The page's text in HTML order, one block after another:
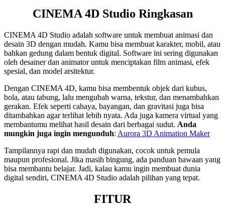
CINEMA 4D Studio Ringkasan
CINEMA 4D Studio adalah software untuk membuat animasi dan
desain 3D dengan mudah. Kamu bisa membuat karakter, mobil, atau
bahkan gedung dalam bentuk digital. Software ini sering digunakan
oleh desainer dan animator untuk menciptakan film animasi, efek
spesial, dan model arsitektur.
Dengan CINEMA 4D, kamu bisa membentuk objek dari kubus,
bola, atau tabung, lalu mengubah warna, tekstur, dan menambahkan
gerakan. Efek seperti cahaya, bayangan, dan gravitasi juga bisa
ditambahkan agar terlihat lebih nyata. Ada juga kamera virtual yang
membantumu melihat hasil desain dari berbagai sudut. Anda
mungkin juga ingin mengunduh: Aurora 3D Animation Maker
Tampilannya rapi dan mudah digunakan, cocok untuk pemula
maupun profesional. Jika masih bingung, ada panduan bawaan yang
bisa membantu belajar. Jadi, kalau kamu ingin membuat dunia
digital sendiri, CINEMA 4D Studio adalah pilihan yang tepat.
FITUR